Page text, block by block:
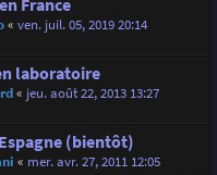
France
« ven. juil. 05, 2019 20:14
laboratoire
« jeu. août 22, 2013 13:27
(bientôt)
« mer. avr. 27, 2011 12:05